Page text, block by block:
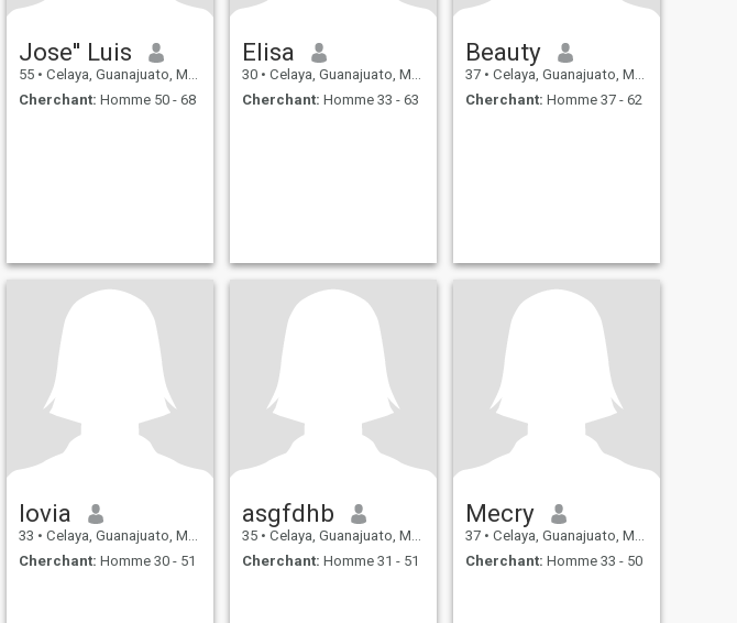
Jose'' Luis
55 • Celaya, Guanajuato, Mexique
Cherchant: Homme 50 - 68
Elisa
30 • Celaya, Guanajuato, Mexique
Cherchant: Homme 33 - 63
Beauty
37 • Celaya, Guanajuato, Mexique
Cherchant: Homme 37 - 62
lovia
33 • Celaya, Guanajuato, Mexique
Cherchant: Homme 30 - 51
asgfdhb
35 • Celaya, Guanajuato, Mexique
Cherchant: Homme 31 - 51
Mecry
37 • Celaya, Guanajuato, Mexique
Cherchant: Homme 33 - 50